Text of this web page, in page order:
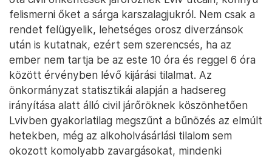
Harkivban és más ukrán városokban harcoló
katonákhoz. Ez a harcok miatt egyre nehezebb
feladat, de valahogy mindig megoldják, mondta
Jaroszlav, az egyik cserkész.
„Támogatnunk kell Ukrajnát, a hazánkért
harcoló katonákat, ez a kötelességünk.”
Eddig összesen 1700 tonnányi adomány jött össze.
Külön raktárt kellett bérelniük, mert a központi
irodájukban már nem fértek el. A háború kitörése